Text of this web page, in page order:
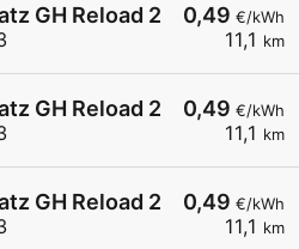
0,49 €/kWh
11,1 km
GH Reload 24
0,49 €/kWh
11,1 km
GH Reload 24
0,49 €/kWh
11,1 km
GH Reload 24